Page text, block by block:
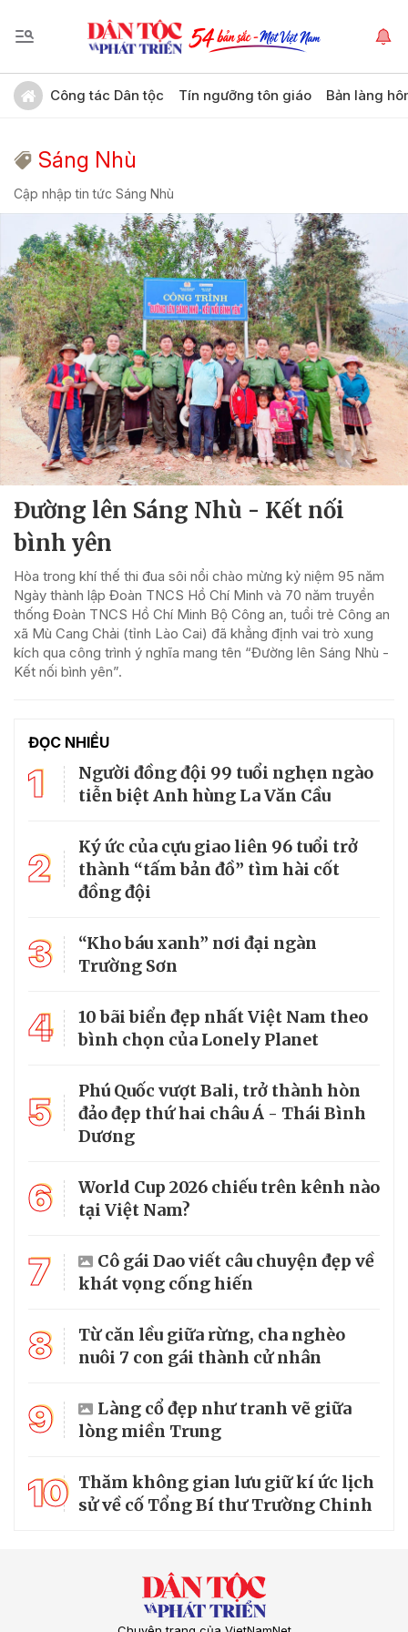
Công tác Dân tộc Tín ngưỡng tôn giáo Bản làng
Sáng Nhù
Cập nhập tin tức Sáng Nhù
Đường lên Sáng Nhù - Kết nối
bình yên
Hòa trong khí thế thi đua sôi nổi chào mừng kỷ niệm 95 năm
Ngày thành lập Đoàn TNCS Hồ Chí Minh và 70 năm truyền
thống Đoàn TNCS Hồ Chí Minh Bộ Công an, tuổi trẻ Công an
xã Mù Cang Chải (tỉnh Lào Cai) đã khẳng định vai trò xung
kích qua công trình ý nghĩa mang tên “Đường lên Sáng Nhù -
Kết nối bình yên”.
ĐỌC NHIỀU
1
Người đồng đội 99 tuổi nghẹn ngào
tiễn biệt Anh hùng La Văn Cầu
2
Ký ức của cựu giao liên 96 tuổi trở
thành “tấm bản đồ” tìm hài cốt
đồng đội
3
“Kho báu xanh” nơi đại ngàn
Trường Sơn
4
10 bãi biển đẹp nhất Việt Nam theo
bình chọn của Lonely Planet
5
Phú Quốc vượt Bali, trở thành hòn
đảo đẹp thứ hai châu Á - Thái Bình
Dương
6
World Cup 2026 chiếu trên kênh nào
tại Việt Nam?
7
Cô gái Dao viết câu chuyện đẹp về
khát vọng cống hiến
8
Từ căn lều giữa rừng, cha nghèo
nuôi 7 con gái thành cử nhân
9
Làng cổ đẹp như tranh vẽ giữa
lòng miền Trung
10 Thăm không gian lưu giữ kí ức lịch
sử về cố Tổng Bí thư Trường Chinh